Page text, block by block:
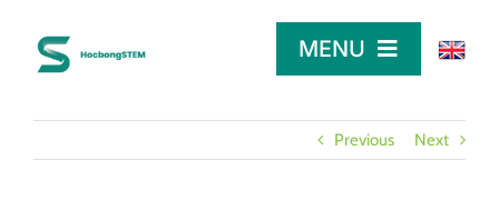
content
MENU
Previous Next